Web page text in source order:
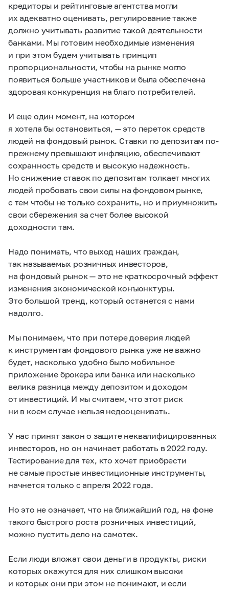
кредиторы и рейтинговые агентства могли
их адекватно оценивать, регулирование также
должно учитывать развитие такой деятельности
банками. Мы готовим необходимые изменения
и при этом будем учитывать принцип
пропорциональности, чтобы на рынке могло
появиться больше участников и была обеспечена
здоровая конкуренция на благо потребителей.
И еще один момент, на котором
я хотела бы остановиться, — это переток средств
людей на фондовый рынок. Ставки по депозитам по-
прежнему превышают инфляцию, обеспечивают
сохранность средств и высокую надежность.
Но снижение ставок по депозитам толкает многих
людей пробовать свои силы на фондовом рынке,
с тем чтобы не только сохранить, но и приумножить
свои сбережения за счет более высокой
доходности там.
Надо понимать, что выход наших граждан,
так называемых розничных инвесторов,
на фондовый рынок — это не краткосрочный эффект
изменения экономической конъюнктуры.
Это большой тренд, который останется с нами
надолго.
Мы понимаем, что при потере доверия людей
к инструментам фондового рынка уже не важно
будет, насколько удобно было мобильное
приложение брокера или банка или насколько
велика разница между депозитом и доходом
от инвестиций. И мы считаем, что этот риск
ни в коем случае нельзя недооценивать.
У нас принят закон о защите неквалифицированных
инвесторов, но он начинает работать в 2022 году.
Тестирование для тех, кто хочет приобрести
не самые простые инвестиционные инструменты,
начнется только с апреля 2022 года.
Но это не означает, что на ближайший год, на фоне
такого быстрого роста розничных инвестиций,
можно пустить дело на самотек.
Если люди вложат свои деньги в продукты, риски
которых окажутся для них слишком высоки
и которых они при этом не понимают, и если